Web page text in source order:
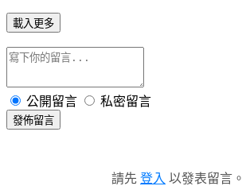
載入更多
公開留言 私密留言
發佈留言
請先 登入 以發表留言。